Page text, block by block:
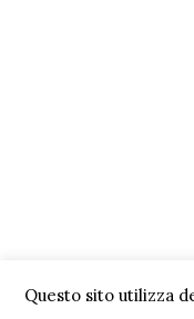
Questo sito utilizza